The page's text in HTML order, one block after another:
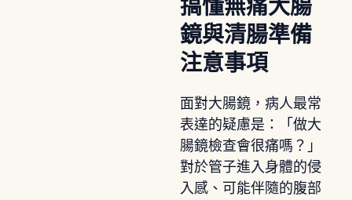
搞懂無痛大腸
鏡與清腸準備
注意事項
面對大腸鏡，病人最常
表達的疑慮是：「做大
腸鏡檢查會很痛嗎？」
對於管子進入身體的侵
入感、可能伴隨的腹部